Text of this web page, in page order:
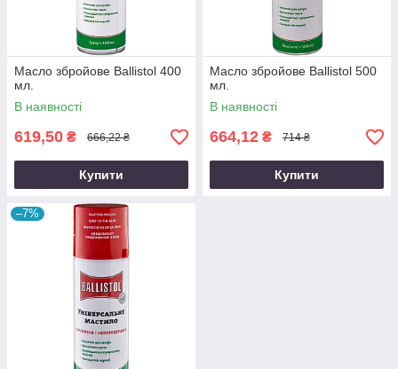
Масло збройове Ballistol 400
мл.
В наявності
619,50 ₴ 666,22 ₴
Купити
Масло збройове Ballistol 500
мл.
В наявності
664,12 ₴ 714 ₴
Купити
–7%